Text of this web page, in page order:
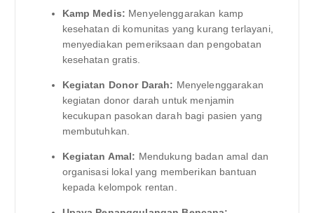
Kamp Medis: Menyelenggarakan kamp
kesehatan di komunitas yang kurang terlayani,
menyediakan pemeriksaan dan pengobatan
kesehatan gratis.
Kegiatan Donor Darah: Menyelenggarakan
kegiatan donor darah untuk menjamin
kecukupan pasokan darah bagi pasien yang
membutuhkan.
Kegiatan Amal: Mendukung badan amal dan
organisasi lokal yang memberikan bantuan
kepada kelompok rentan.